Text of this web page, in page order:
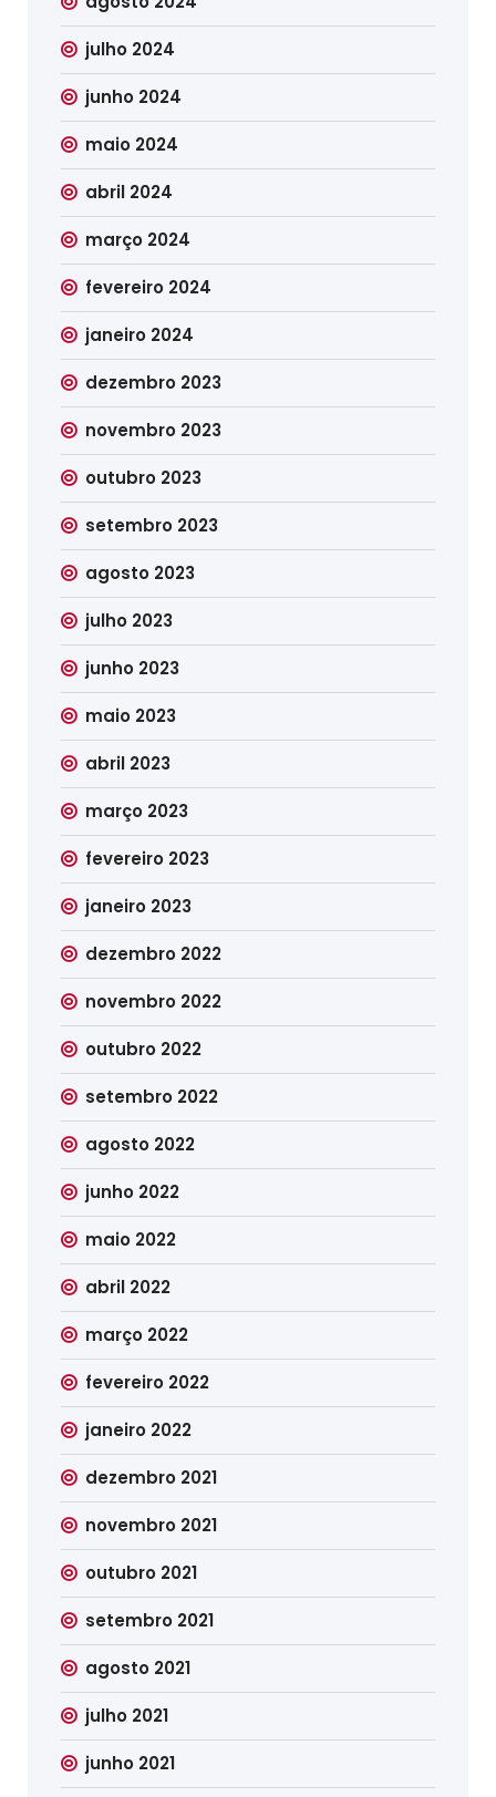
julho 2024
junho 2024
maio 2024
abril 2024
março 2024
fevereiro 2024
janeiro 2024
dezembro 2023
novembro 2023
outubro 2023
setembro 2023
agosto 2023
julho 2023
junho 2023
maio 2023
abril 2023
março 2023
fevereiro 2023
janeiro 2023
dezembro 2022
novembro 2022
outubro 2022
setembro 2022
agosto 2022
junho 2022
maio 2022
abril 2022
março 2022
fevereiro 2022
janeiro 2022
dezembro 2021
novembro 2021
outubro 2021
setembro 2021
agosto 2021
julho 2021
junho 2021